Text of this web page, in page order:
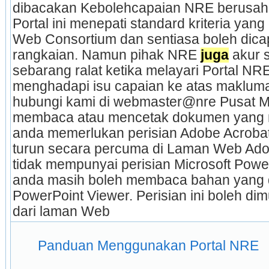
dibacakan Kebolehcapaian NRE
Portal ini menepati standard kriteria
Web Consortium dan sentiasa boleh
rangkaian. Namun pihak NRE juga akur
sebarang ralat ketika melayari Portal
menghadapi isu capaian ke atas
hubungi kami di webmaster@nre Pusat
membaca atau mencetak dokumen
anda memerlukan perisian Adobe
turun secara percuma di Laman Web
tidak mempunyai perisian Microsoft
anda masih boleh membaca bahan
PowerPoint Viewer. Perisian ini boleh
dari laman Web
Panduan Menggunakan Portal NRE